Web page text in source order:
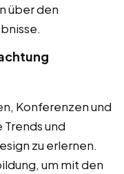
über den
Konferenzen und
und
zu erlernen.
um mit den